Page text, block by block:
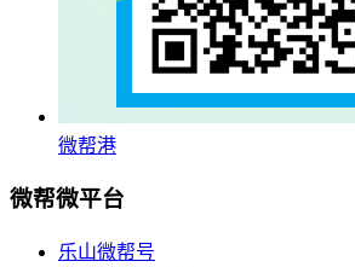
微帮港
微帮微平台
乐山微帮号